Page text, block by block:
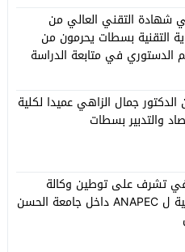
شهادة التقني العالي من
التقنية بسطات يحرمون من
الدستوري في متابعة الدراسة
الدكتور جمال الزاهي عميدا لكلية
والتدبير بسطات
تشرف على توطين وكالة
جامعية ل ANAPEC داخل جامعة الحسن